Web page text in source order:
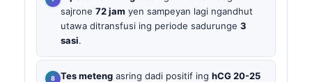
sajrone 72 jam yen sampeyan lagi ngandhut
utawa ditransfusi ing periode sadurunge 3
sasi.
Tes meteng asring dadi positif ing hCG 20-25